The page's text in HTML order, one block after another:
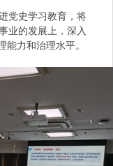
党史学习教育，将
业的发展上，深入
能力和治理水平。